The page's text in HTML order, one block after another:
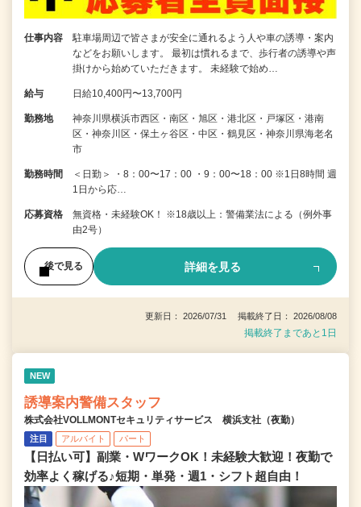
仕事内容
駐車場周辺で皆さまが安全に通れるよう人や車の誘導・案内
などをお願いします。 最初は慣れるまで、歩行者の誘導や声
掛けから始めていただきます。 未経験で始め…
給与 日給10,400円〜13,700円
勤務地
神奈川県横浜市西区・南区・旭区・港北区・戸塚区・港南
区・神奈川区・保土ヶ谷区・中区・鶴見区・神奈川県海老名
市
勤務時間
＜日勤＞ ・8：00〜17：00 ・9：00〜18：00 ※1日8時間 週
1日から応…
応募資格
無資格・未経験OK！ ※18歳以上：警備業法による（例外事
由2号）
後で見る 詳細を見る
更新日： 2026/07/31 掲載終了日： 2026/08/08
掲載終了まであと1日
NEW
誘導案内警備スタッフ
株式会社VOLLMONTセキュリティサービス 横浜支社（夜勤）
注目 アルバイト パート
【日払い可】副業・WワークOK！未経験大歓迎！夜勤で
効率よく稼げる♪短期・単発・週1・シフト超自由！